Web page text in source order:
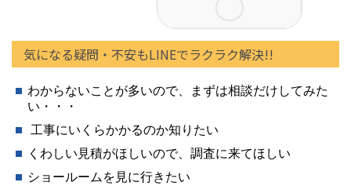
気になる疑問・不安もLINEでラクラク解決!!
わからないことが多いので、まずは相談だけしてみた
い・・・
工事にいくらかかるのか知りたい
くわしい見積がほしいので、調査に来てほしい
ショールームを見に行きたい